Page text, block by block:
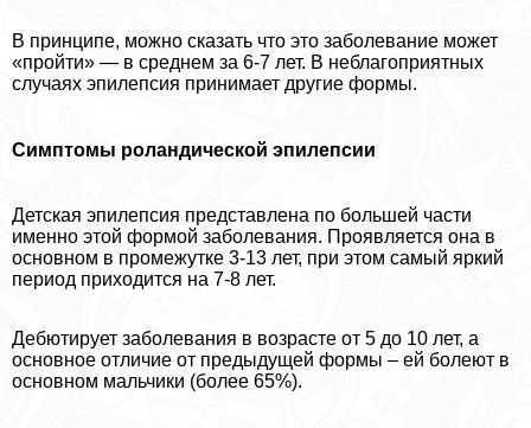
В принципе, можно сказать что это заболевание может
«пройти» — в среднем за 6-7 лет. В нeблагоприятных
случаях эпилепсия принимает другие формы.
Симптомы роландической эпилепсии
Детская эпилепсия представлена по большей части
именно этой формой заболевания. Проявляется она в
основном в промежутке 3-13 лет, при этом самый яркий
период приходится на 7-8 лет.
Дебютирует заболевания в возрасте от 5 до 10 лет, а
основное отличие от предыдущей формы – ей болеют в
основном мальчики (более 65%).